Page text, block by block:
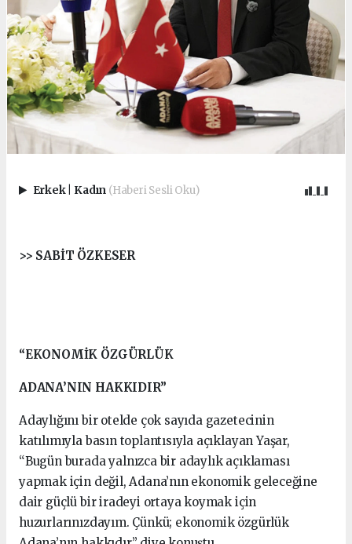
Erkek Kadın (Haberi Sesli Oku)
>> SABİT ÖZKESER
“EKONOMİK ÖZGÜRLÜK
ADANA’NIN HAKKIDIR”
Adaylığını bir otelde çok sayıda gazetecinin
katılımıyla basın toplantısıyla açıklayan Yaşar,
“Bugün burada yalnızca bir adaylık açıklaması
yapmak için değil, Adana’nın ekonomik geleceğine
dair güçlü bir iradeyi ortaya koymak için
huzurlarınızdayım. Çünkü; ekonomik özgürlük